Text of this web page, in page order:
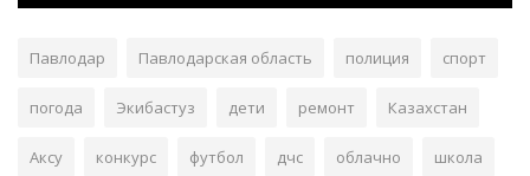
Павлодар Павлодарская область полиция спорт
погода Экибастуз дети ремонт Казахстан
Аксу конкурс футбол дчс облачно школа